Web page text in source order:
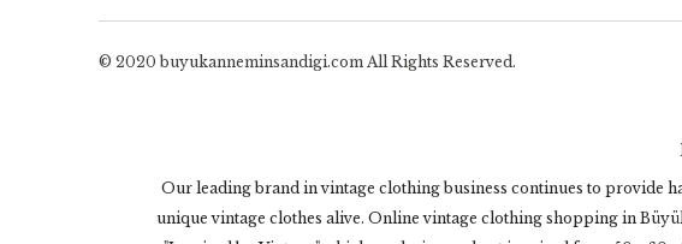
© 2020 buyukanneminsandigi.com All Rights Reserved.
Our leading brand in vintage clothing business continues to provide
unique vintage clothes alive. Online vintage clothing shopping in